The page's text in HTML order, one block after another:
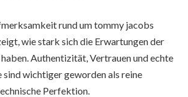
rund um tommy jacobs
wie stark sich die Erwartungen der
Authentizität, Vertrauen und echte
wichtiger geworden als reine
Perfektion.